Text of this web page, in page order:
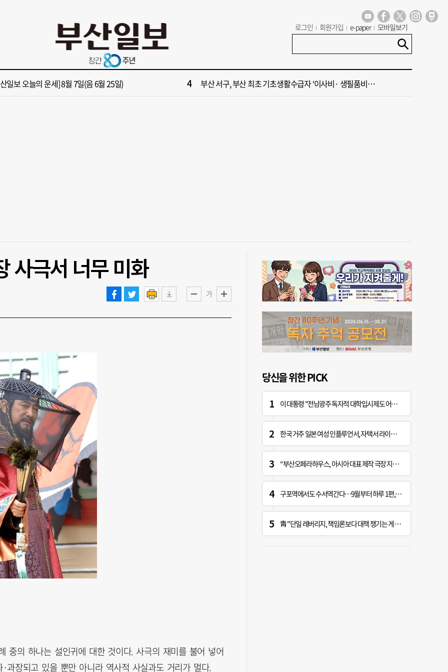
로그인 회원가입 e-paper 모바일보기
파크골프장 일찍 개장했더니 새벽부터 ‘문전성시’ 해수부 신청사, 북항 재개발 부지 복합항만지구 확정
일보 오늘의 운세] 8월 7일(음 6월 25일) 부산 서구, 부산 최초 기초생활수급자 ‘이사비· 생필품비’ 지원
일보 오늘의 운세] 8월 6일(음 6월 24일) 6 반가雨…주말 부울경 비 소식
사극서 너무 미화
가
중의 하나는 설인귀에 대한 것이다. 사극의 재미를 불어 넣어
과장되고 있을 뿐만 아니라 역사적 사실과도 거리가 멀다.
당신을 위한 PICK
이 대통령 "전남광주 독자적 대학입시제도 어떤가" 제안
한국 거주 일본 여성 인플루언서, 자택서 라이브 방송 중 사망
“부산오페라하우스, 아시아 대표 제작 극장 지향해야”
구포역에서도 수서역간다…9월부터 하루 1편, 주말 2편
靑 "단일 레버리지, 책임론보다 대책 챙기는 게 더 중요"